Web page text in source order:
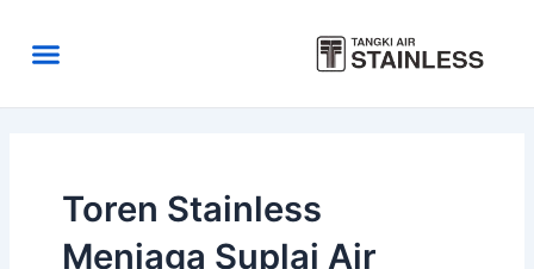
contentMenu
Toren Stainless
Menjaga Suplai Air